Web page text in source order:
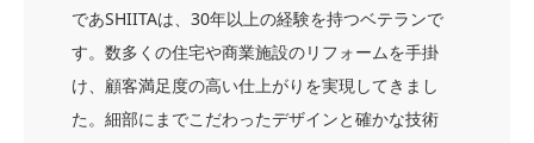
であSHIITAは、30年以上の経験を持つベテランで
す。数多くの住宅や商業施設のリフォームを手掛
け、顧客満足度の高い仕上がりを実現してきまし
た。細部にまでこだわったデザインと確かな技術